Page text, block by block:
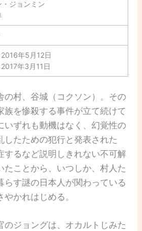
・ジョンミン
年5月12日
年3月11日
の村、谷城（コクソン）。その
族を惨殺する事件が立て続けて
いずれも動機はなく、幻覚性の
したための犯行と発表された
するなど説明しきれない不可解
たことから、いつしか、村人た
らす謎の日本人が関わっている
かれはじめる。
のジョングは、オカルトじみた